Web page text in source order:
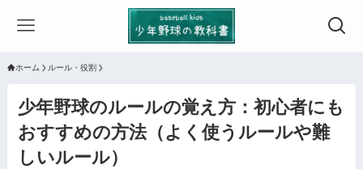
ホーム ルール・役割
少年野球のルールの覚え方：初心者にも
おすすめの方法（よく使うルールや難
しいルール）